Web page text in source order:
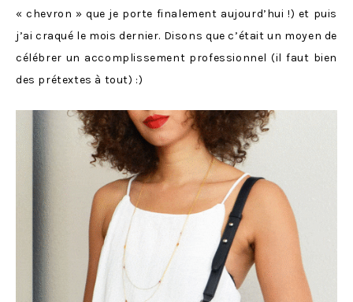
« chevron » que je porte finalement aujourd’hui !) et puis
j’ai craqué le mois dernier. Disons que c’était un moyen de
célébrer un accomplissement professionnel (il faut bien
des prétextes à tout) :)